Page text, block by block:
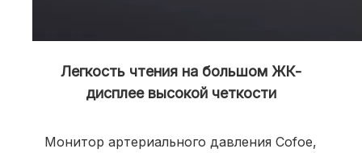
Легкость чтения на большом ЖК-
дисплее высокой четкости
Монитор артериального давления Cofoe,